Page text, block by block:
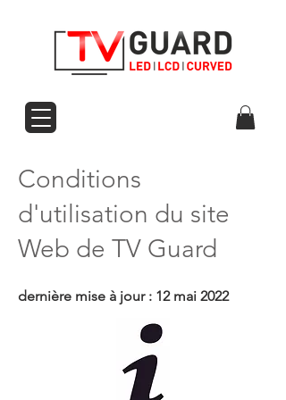
Conditions
d'utilisation du site
Web de TV Guard
dernière mise à jour : 12 mai 2022